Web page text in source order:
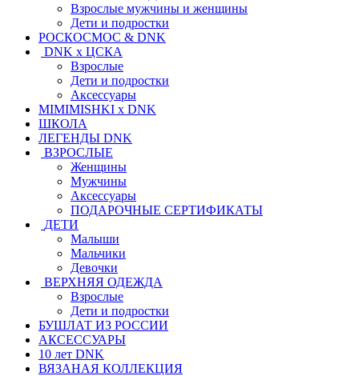
Взрослые мужчины и женщины
Дети и подростки
РОСКОСМОС & DNK
DNK x ЦСКА
Взрослые
Дети и подростки
Аксессуары
MIMIMISHKI x DNK
ШКОЛА
ЛЕГЕНДЫ DNK
ВЗРОСЛЫЕ
Женщины
Мужчины
Аксессуары
ПОДАРОЧНЫЕ СЕРТИФИКАТЫ
ДЕТИ
Малыши
Мальчики
Девочки
ВЕРХНЯЯ ОДЕЖДА
Взрослые
Дети и подростки
БУШЛАТ ИЗ РОССИИ
АКСЕССУАРЫ
10 лет DNK
ВЯЗАНАЯ КОЛЛЕКЦИЯ